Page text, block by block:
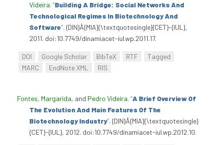
Videira. “Building A Bridge: Social Networks And
Technological Regimes In Biotechnology And
Software”. {DIN}Â{MIA}{\textquotesingle}{CET}-{IUL},
2011. doi:10.7749/dinamiacet-iul.wp.2011.17.
DOI Google Scholar BibTeX RTF
Tagged
MARC
EndNote XML RIS
Fontes, Margarida, and Pedro Videira. “A Brief Overview Of
The Evolution And Main Features Of The
Biotechnology Industry”. {DIN}Â{MIA}{\textquotesingle}
{CET}-{IUL}, 2012. doi:10.7749/dinamiacet-iul.wp.2012.10.